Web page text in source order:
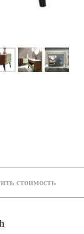
стоимость